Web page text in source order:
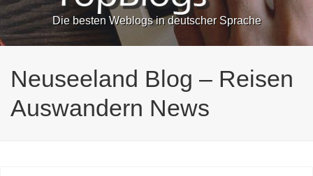
Die besten Weblogs in deutscher Sprache
Neuseeland Blog – Reisen
Auswandern News